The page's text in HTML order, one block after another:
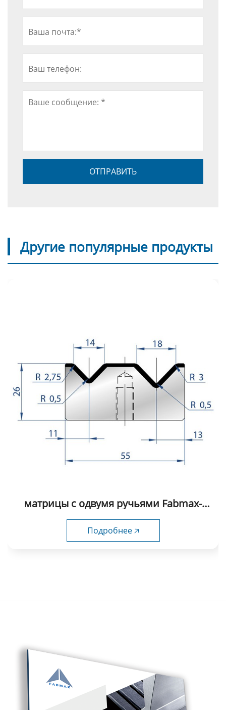
Другие популярные продукты
матрицы с одвумя ручьями Fabmax-
Подробнее 🡥